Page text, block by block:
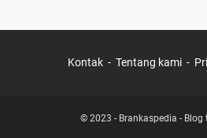
Kontak Tentang kami
© 2023 - Brankaspedia -